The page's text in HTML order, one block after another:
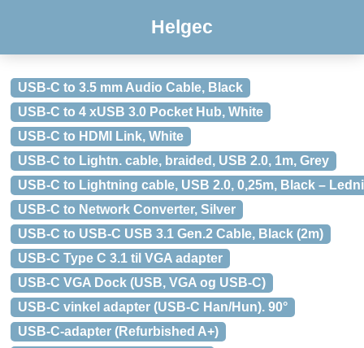
Helgec
USB-C to 3.5 mm Audio Cable, Black
USB-C to 4 xUSB 3.0 Pocket Hub, White
USB-C to HDMI Link, White
USB-C to Lightn. cable, braided, USB 2.0, 1m, Grey
USB-C to Lightning cable, USB 2.0, 0,25m, Black –
USB-C to Network Converter, Silver
USB-C to USB-C USB 3.1 Gen.2 Cable, Black (2m)
USB-C Type C 3.1 til VGA adapter
USB-C VGA Dock (USB, VGA og USB-C)
USB-C vinkel adapter (USB-C Han/Hun). 90°
USB-C-adapter (Refurbished A+)